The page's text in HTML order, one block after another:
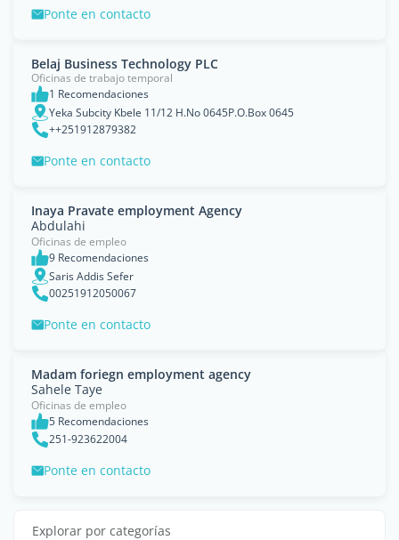
Ponte en contacto
Belaj Business Technology PLC
Oficinas de trabajo temporal
1 Recomendaciones
Yeka Subcity Kbele 11/12 H.No 0645P.O.Box 0645
++251912879382
Ponte en contacto
Inaya Pravate employment Agency
Abdulahi
Oficinas de empleo
9 Recomendaciones
Saris Addis Sefer
00251912050067
Ponte en contacto
Madam foriegn employment agency
Sahele Taye
Oficinas de empleo
5 Recomendaciones
251-923622004
Ponte en contacto
Explorar por categorías